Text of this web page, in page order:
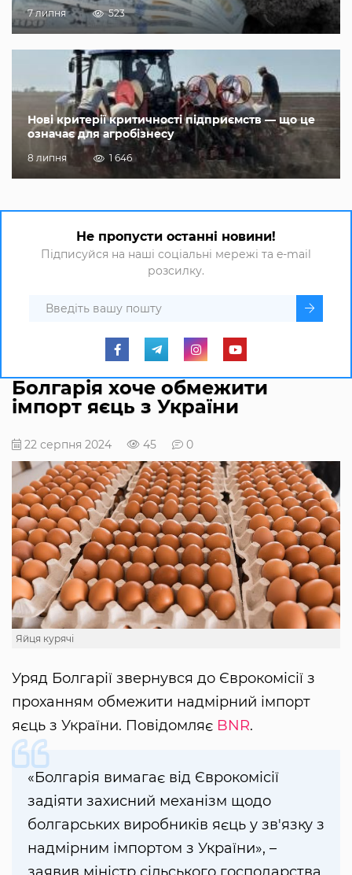
7 липня 523
Нові критерії критичності підприємств — що це
означає для агробізнесу
8 липня 1 646
Не пропусти останні новини!
Підписуйся на наші соціальні мережі та e-mail
розсилку.
Болгарія хоче обмежити
імпорт яєць з України
22 серпня 2024 45 0
Яйця курячі
Уряд Болгарії звернувся до Єврокомісії з
проханням обмежити надмірний імпорт
яєць з України. Повідомляє BNR.
«Болгарія вимагає від Єврокомісії
задіяти захисний механізм щодо
болгарських виробників яєць у зв'язку з
надмірним імпортом з України», –